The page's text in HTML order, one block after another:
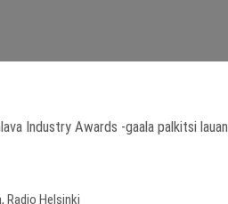
Industry Awards -gaala palkitsi
Radio Helsinki